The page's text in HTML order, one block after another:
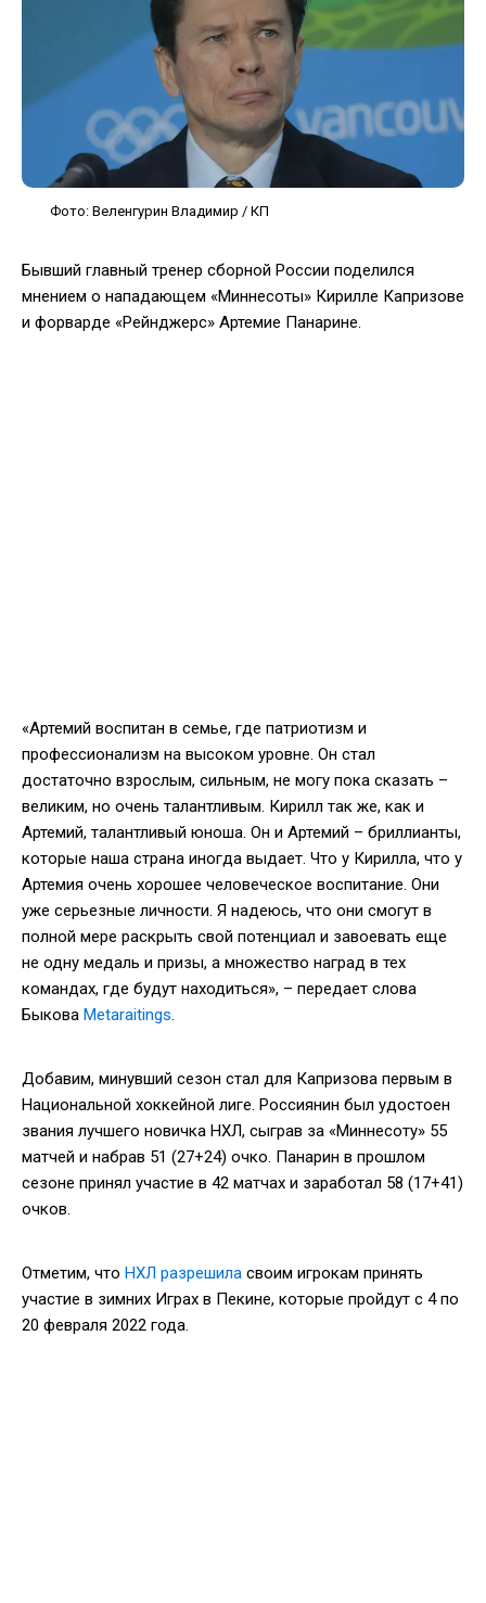
Фото: Веленгурин Владимир / КП
Бывший главный тренер сборной России поделился
мнением о нападающем «Миннесоты» Кирилле Капризове
и форварде «Рейнджерс» Артемие Панарине.
«Артемий воспитан в семье, где патриотизм и
профессионализм на высоком уровне. Он стал
достаточно взрослым, сильным, не могу пока сказать –
великим, но очень талантливым. Кирилл так же, как и
Артемий, талантливый юноша. Он и Артемий – бриллианты,
которые наша страна иногда выдает. Что у Кирилла, что у
Артемия очень хорошее человеческое воспитание. Они
уже серьезные личности. Я надеюсь, что они смогут в
полной мере раскрыть свой потенциал и завоевать еще
не одну медаль и призы, а множество наград в тех
командах, где будут находиться», – передает слова
Быкова Metaraitings.
Добавим, минувший сезон стал для Капризова первым в
Национальной хоккейной лиге. Россиянин был удостоен
звания лучшего новичка НХЛ, сыграв за «Миннесоту» 55
матчей и набрав 51 (27+24) очко. Панарин в прошлом
сезоне принял участие в 42 матчах и заработал 58 (17+41)
очков.
Отметим, что НХЛ разрешила своим игрокам принять
участие в зимних Играх в Пекине, которые пройдут с 4 по
20 февраля 2022 года.